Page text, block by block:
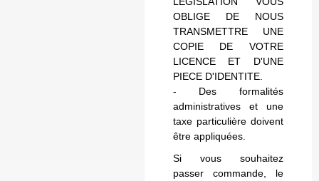
OBLIGE DE NOUS
TRANSMETTRE UNE
COPIE DE VOTRE
LICENCE ET D'UNE
PIECE D'IDENTITE.
- Des formalités
administratives et une
taxe particulière doivent
être appliquées.
Si vous souhaitez
passer commande, le